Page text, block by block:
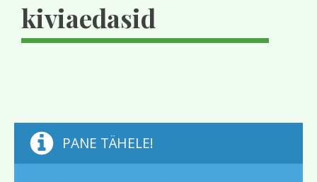
kiviaedasid
PANE TÄHELE!